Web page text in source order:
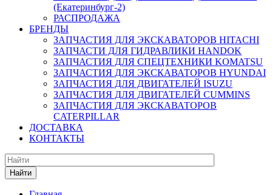
(Екатеринбург-2)
РАСПРОДАЖА
БРЕНДЫ
ЗАПЧАСТИЯ ДЛЯ ЭКСКАВАТОРОВ HITACHI
ЗАПЧАСТИ ДЛЯ ГИДРАВЛИКИ HANDOK
ЗАПЧАСТИЯ ДЛЯ СПЕЦТЕХНИКИ KOMATSU
ЗАПЧАСТИЯ ДЛЯ ЭКСКАВАТОРОВ HYUNDAI
ЗАПЧАСТИЯ ДЛЯ ДВИГАТЕЛЕЙ ISUZU
ЗАПЧАСТИЯ ДЛЯ ДВИГАТЕЛЕЙ CUMMINS
ЗАПЧАСТИЯ ДЛЯ ЭКСКАВАТОРОВ
CATERPILLAR
ДОСТАВКА
КОНТАКТЫ
Найти